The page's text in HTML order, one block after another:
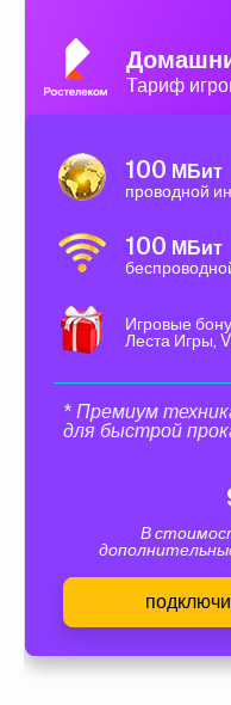
Тариф
100 МБит
проводной
100 МБит
Игровые
Леста Игры,
* Премиум
для быстрой
В